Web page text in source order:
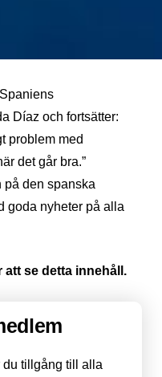
Díaz och fortsätter:
problem med
det går bra.”
på den spanska
goda nyheter på alla
att se detta innehåll.
du tillgång till alla